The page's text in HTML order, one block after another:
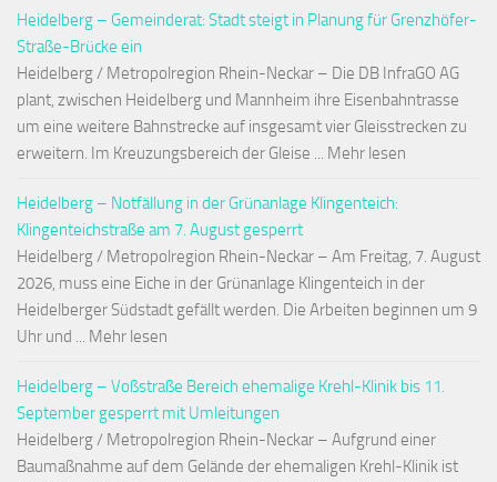
Heidelberg – Gemeinderat: Stadt steigt in Planung für Grenzhöfer-
Straße-Brücke ein
Heidelberg / Metropolregion Rhein-Neckar – Die DB InfraGO AG
plant, zwischen Heidelberg und Mannheim ihre Eisenbahntrasse
um eine weitere Bahnstrecke auf insgesamt vier Gleisstrecken zu
erweitern. Im Kreuzungsbereich der Gleise ... Mehr lesen
Heidelberg – Notfällung in der Grünanlage Klingenteich:
Klingenteichstraße am 7. August gesperrt
Heidelberg / Metropolregion Rhein-Neckar – Am Freitag, 7. August
2026, muss eine Eiche in der Grünanlage Klingenteich in der
Heidelberger Südstadt gefällt werden. Die Arbeiten beginnen um 9
Uhr und ... Mehr lesen
Heidelberg – Voßstraße Bereich ehemalige Krehl-Klinik bis 11.
September gesperrt mit Umleitungen
Heidelberg / Metropolregion Rhein-Neckar – Aufgrund einer
Baumaßnahme auf dem Gelände der ehemaligen Krehl-Klinik ist